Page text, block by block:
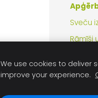
Sveču
Rāmīši
We use cookies to deliver
improve your experience.